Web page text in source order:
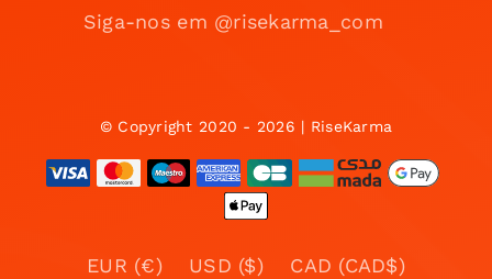
Siga-nos em @risekarma_com
© Copyright 2020 - 2026 | RiseKarma
EUR (€) USD ($)
CAD (CAD$)